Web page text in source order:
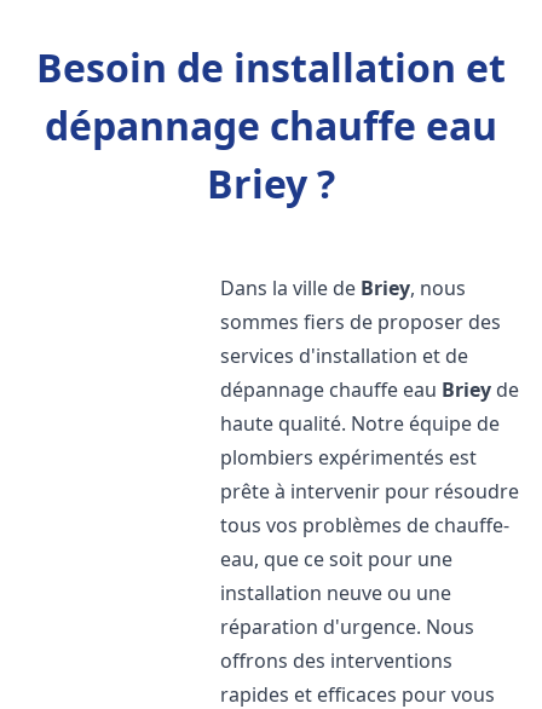
Besoin de installation et
dépannage chauffe eau
Briey ?
Dans la ville de Briey, nous
sommes fiers de proposer des
services d'installation et de
dépannage chauffe eau Briey de
haute qualité. Notre équipe de
plombiers expérimentés est
prête à intervenir pour résoudre
tous vos problèmes de chauffe-
eau, que ce soit pour une
installation neuve ou une
réparation d'urgence. Nous
offrons des interventions
rapides et efficaces pour vous